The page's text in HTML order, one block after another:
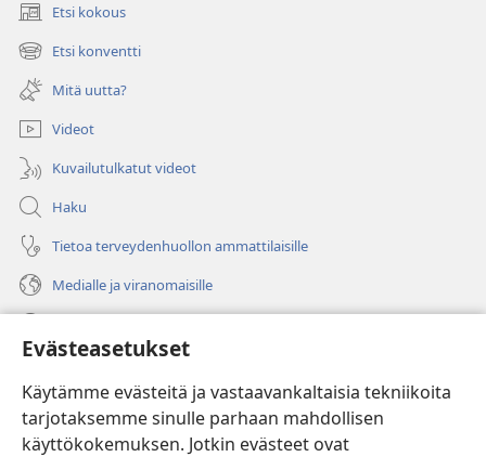
Evästeasetukset
Käytämme evästeitä ja vastaavankaltaisia tekniikoita
tarjotaksemme sinulle parhaan mahdollisen
käyttökokemuksen. Jotkin evästeet ovat
Etsi kokous
(avaa
uuden
ikkunan)
Etsi konventti
(avaa
uuden
ikkunan)
Mitä uutta?
Videot
Kuvailutulkatut videot
Haku
Tietoa terveydenhuollon ammattilaisille
Medialle ja viranomaisille
(avaa
uuden
ikkunan)Vartiotornin VERKKOKIRJASTO
(avaa